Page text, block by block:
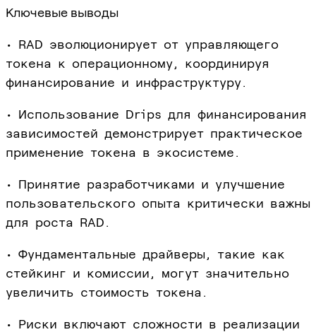
Ключевые выводы
• RAD эволюционирует от управляющего
токена к операционному, координируя
финансирование и инфраструктуру.
• Использование Drips для финансирования
зависимостей демонстрирует практическое
применение токена в экосистеме.
• Принятие разработчиками и улучшение
пользовательского опыта критически важны
для роста RAD.
• Фундаментальные драйверы, такие как
стейкинг и комиссии, могут значительно
увеличить стоимость токена.
• Риски включают сложности в реализации